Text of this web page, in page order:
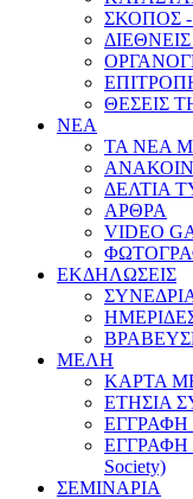
ΣΚΟΠΟΣ
ΘΕΣΕΙΣ
ΝΕΑ
ΤΑ ΝΕΑ
ΔΕΛΤΙΑ
ΑΡΘΡΑ
VIDEO
ΕΚΔΗΛΩΣΕΙΣ
ΜΕΛΗ
ΚΑΡΤΑ
ΕΤΗΣΙΑ
ΕΓΓΡΑΦΗ
Society)
ΣΕΜΙΝΑΡΙΑ